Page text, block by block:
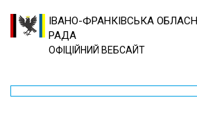
ІВАНО-ФРАНКІВСЬКА
РАДА
ОФІЦІЙНИЙ ВЕБСАЙТ